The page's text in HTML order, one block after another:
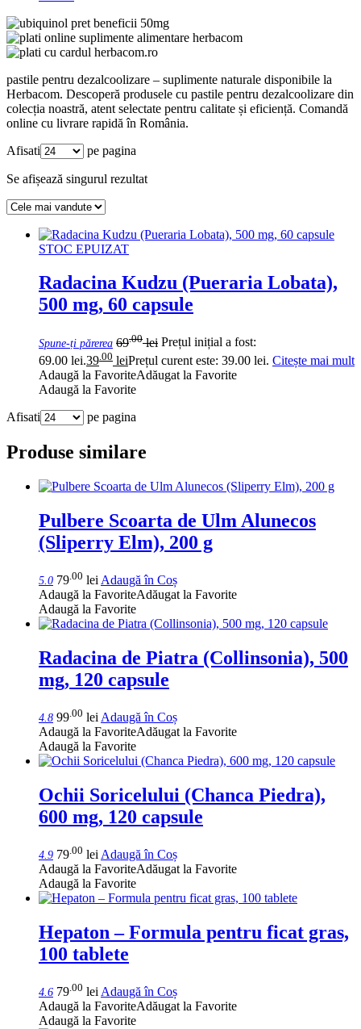
pastile pentru dezalcoolizare – suplimente naturale disponibile la
Herbacom. Descoperă produsele cu pastile pentru dezalcoolizare din
colecția noastră, atent selectate pentru calitate și eficiență. Comandă
online cu livrare rapidă în România.
Afisati
pe pagina
Se afișează singurul rezultat
STOC EPUIZAT
Radacina Kudzu (Pueraria Lobata),
500 mg, 60 capsule
Spune-ți părerea 69.00 lei Prețul inițial a fost:
69.00 lei.39 .00 leiPrețul curent este: 39.00 lei. Citește mai mult
Adaugă la FavoriteAdăugat la Favorite
Adaugă la Favorite
Afisati
pe pagina
Produse similare
Pulbere Scoarta de Ulm Alunecos
(Sliperry Elm), 200 g
5.0 79 .00 lei Adaugă în Coș
Adaugă la FavoriteAdăugat la Favorite
Adaugă la Favorite
Radacina de Piatra (Collinsonia), 500
mg, 120 capsule
4.8 99 .00 lei Adaugă în Coș
Adaugă la FavoriteAdăugat la Favorite
Adaugă la Favorite
Ochii Soricelului (Chanca Piedra),
600 mg, 120 capsule
4.9 79 .00 lei Adaugă în Coș
Adaugă la FavoriteAdăugat la Favorite
Adaugă la Favorite
Hepaton – Formula pentru ficat gras,
100 tablete
4.6 79.00 lei Adaugă în Coș
Adaugă la FavoriteAdăugat la Favorite
Adaugă la Favorite